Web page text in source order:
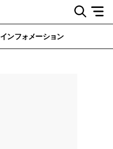
インフォメーション